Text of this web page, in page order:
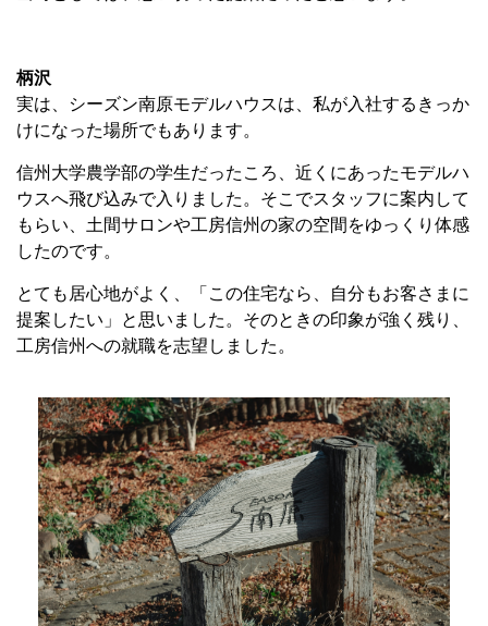
柄沢
実は、シーズン南原モデルハウスは、私が入社するきっか
けになった場所でもあります。
信州大学農学部の学生だったころ、近くにあったモデルハ
ウスへ飛び込みで入りました。そこでスタッフに案内して
もらい、土間サロンや工房信州の家の空間をゆっくり体感
したのです。
とても居心地がよく、「この住宅なら、自分もお客さまに
提案したい」と思いました。そのときの印象が強く残り、
工房信州への就職を志望しました。